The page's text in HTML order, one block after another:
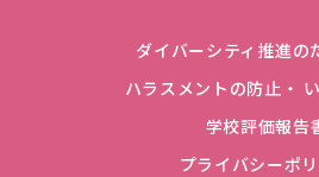
ダイバーシティ推進の
ハラスメントの防止・
学校評価報告
プライバシーポ